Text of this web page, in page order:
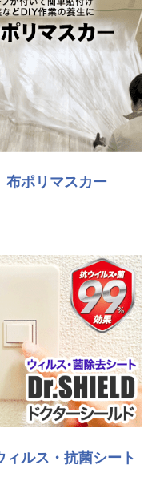
布ポリマスカー
ィルス・抗菌シート